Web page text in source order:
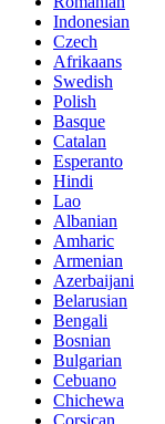
Indonesian
Czech
Afrikaans
Swedish
Polish
Basque
Catalan
Esperanto
Hindi
Lao
Albanian
Amharic
Armenian
Azerbaijani
Belarusian
Bengali
Bosnian
Bulgarian
Cebuano
Chichewa
Corsican